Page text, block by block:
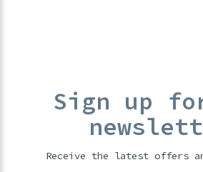
Sign up
Receive the latest offers